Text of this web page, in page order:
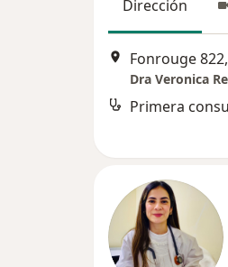
Dirección
Fonrouge
Dra Veronica